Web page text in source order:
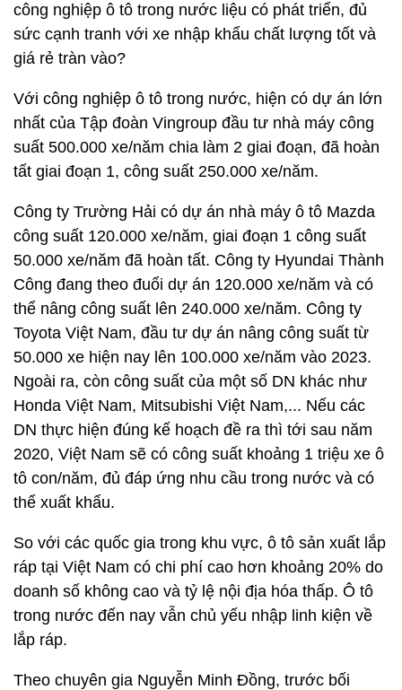
công nghiệp ô tô trong nước liệu có phát triển, đủ
sức cạnh tranh với xe nhập khẩu chất lượng tốt và
giá rẻ tràn vào?
Với công nghiệp ô tô trong nước, hiện có dự án lớn
nhất của Tập đoàn Vingroup đầu tư nhà máy công
suất 500.000 xe/năm chia làm 2 giai đoạn, đã hoàn
tất giai đoạn 1, công suất 250.000 xe/năm.
Công ty Trường Hải có dự án nhà máy ô tô Mazda
công suất 120.000 xe/năm, giai đoạn 1 công suất
50.000 xe/năm đã hoàn tất. Công ty Hyundai Thành
Công đang theo đuổi dự án 120.000 xe/năm và có
thể nâng công suất lên 240.000 xe/năm. Công ty
Toyota Việt Nam, đầu tư dự án nâng công suất từ
50.000 xe hiện nay lên 100.000 xe/năm vào 2023.
Ngoài ra, còn công suất của một số DN khác như
Honda Việt Nam, Mitsubishi Việt Nam,... Nếu các
DN thực hiện đúng kế hoạch đề ra thì tới sau năm
2020, Việt Nam sẽ có công suất khoảng 1 triệu xe ô
tô con/năm, đủ đáp ứng nhu cầu trong nước và có
thể xuất khẩu.
So với các quốc gia trong khu vực, ô tô sản xuất lắp
ráp tại Việt Nam có chi phí cao hơn khoảng 20% do
doanh số không cao và tỷ lệ nội địa hóa thấp. Ô tô
trong nước đến nay vẫn chủ yếu nhập linh kiện về
lắp ráp.
Theo chuyên gia Nguyễn Minh Đồng, trước bối